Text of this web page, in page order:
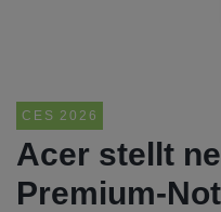
CES 2026
Acer stellt
Premium-